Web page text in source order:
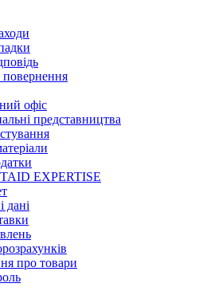
повернення
офіс
представництва
EXPERTISE
дані
про товари